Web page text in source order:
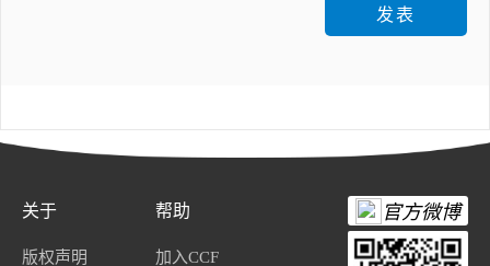
发表
关于
版权声明
帮助
加入CCF
官方微博